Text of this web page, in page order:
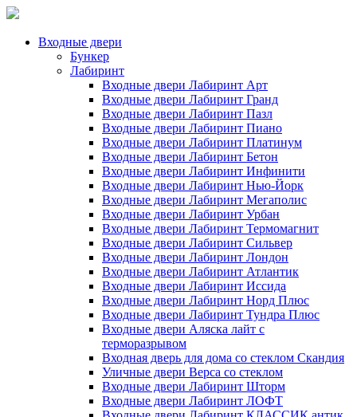
Входные двери
Бункер
Лабиринт
Входные двери Лабиринт Арт
Входные двери Лабиринт Гранд
Входные двери Лабиринт Пазл
Входные двери Лабиринт Пиано
Входные двери Лабиринт Платинум
Входные двери Лабиринт Бетон
Входные двери Лабиринт Инфинити
Входные двери Лабиринт Нью-Йорк
Входные двери Лабиринт Мегаполис
Входные двери Лабиринт Урбан
Входные двери Лабиринт Термомагнит
Входные двери Лабиринт Сильвер
Входные двери Лабиринт Лондон
Входные двери Лабиринт Атлантик
Входные двери Лабиринт Иссида
Входные двери Лабиринт Норд Плюс
Входные двери Лабиринт Тундра Плюс
Входные двери Аляска лайт с
терморазрывом
Входная дверь для дома со стеклом Скандия
Уличные двери Верса со стеклом
Входные двери Лабиринт Шторм
Входные двери Лабиринт ЛОФТ